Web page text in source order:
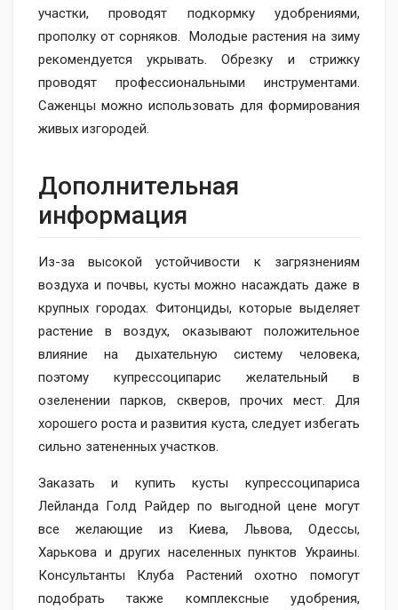
участки, проводят подкормку удобрениями,
прополку от сорняков. Молодые растения на зиму
рекомендуется укрывать. Обрезку и стрижку
проводят профессиональными инструментами.
Саженцы можно использовать для формирования
живых изгородей.
Дополнительная
информация
Из-за высокой устойчивости к загрязнениям
воздуха и почвы, кусты можно насаждать даже в
крупных городах. Фитонциды, которые выделяет
растение в воздух, оказывают положительное
влияние на дыхательную систему человека,
поэтому купрессоципарис желательный в
озеленении парков, скверов, прочих мест. Для
хорошего роста и развития куста, следует избегать
сильно затененных участков.
Заказать и купить кусты купрессоципариса
Лейланда Голд Райдер по выгодной цене могут
все желающие из Киева, Львова, Одессы,
Харькова и других населенных пунктов Украины.
Консультанты Клуба Растений охотно помогут
подобрать также комплексные удобрения,